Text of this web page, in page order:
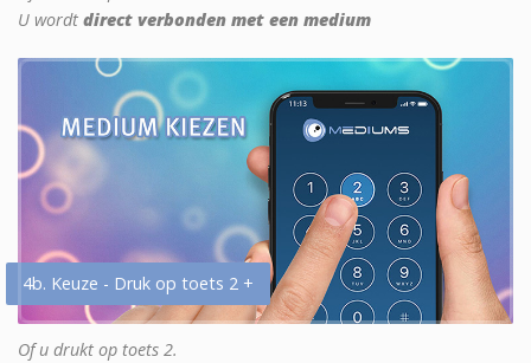
U wordt direct verbonden met een medium
4b. Keuze - Druk op toets 2 +
Of u drukt op toets 2.